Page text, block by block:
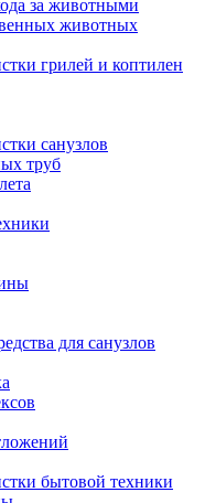
за животными
животных
грилей и коптилен
санузлов
труб
для санузлов
бытовой техники